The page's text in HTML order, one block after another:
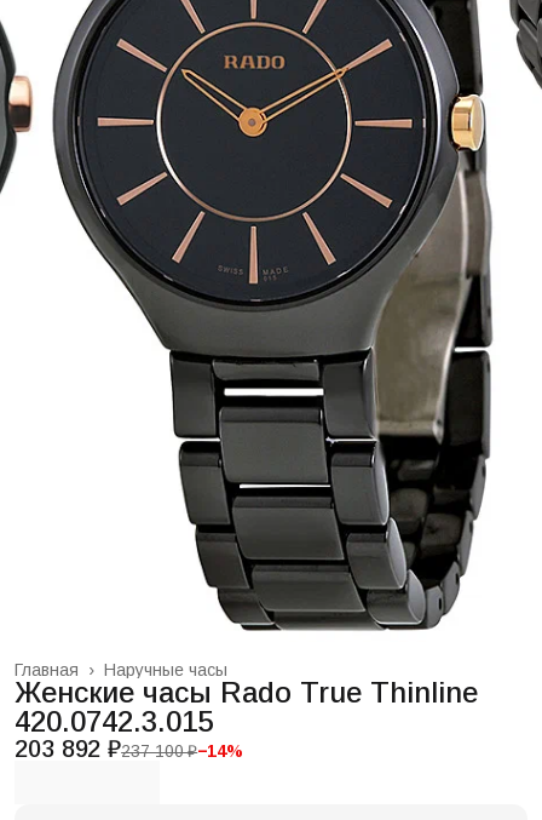
Наручные часы
Главная ›
Женские часы Rado True Thinline
420.0742.3.015
203 892 ₽237 100 ₽−14%